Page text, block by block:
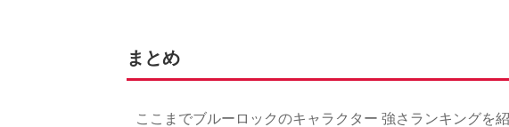
まとめ
ここまでブルーロックのキャラクター 強さランキングを